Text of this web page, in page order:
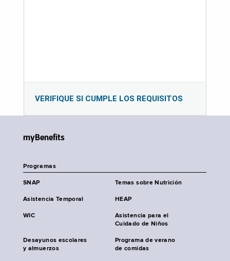
VERIFIQUE SI CUMPLE LOS REQUISITOS
myBenefits
Programas
SNAP Temas sobre Nutrición
Asistencia Temporal HEAP
WIC
Asistencia para el
Cuidado de Niños
Desayunos escolares
y almuerzos
Programa de verano
de comidas